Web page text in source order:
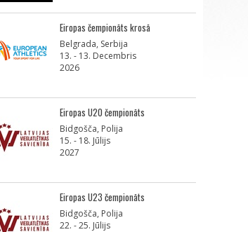
Eiropas čempionāts krosā
Belgrada, Serbija
13. - 13. Decembris
2026
Eiropas U20 čempionāts
Bidgošča, Polija
15. - 18. Jūlijs
2027
Eiropas U23 čempionāts
Bidgošča, Polija
22. - 25. Jūlijs